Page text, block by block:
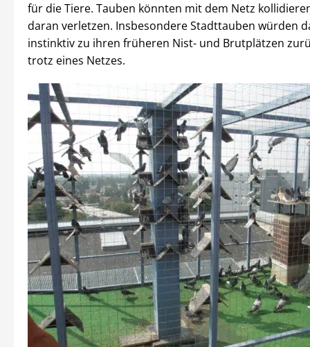
für die Tiere. Tauben könnten mit dem Netz
daran verletzen. Insbesondere Stadttauben würden
instinktiv zu ihren früheren Nist- und Brutplätzen
trotz eines Netzes.